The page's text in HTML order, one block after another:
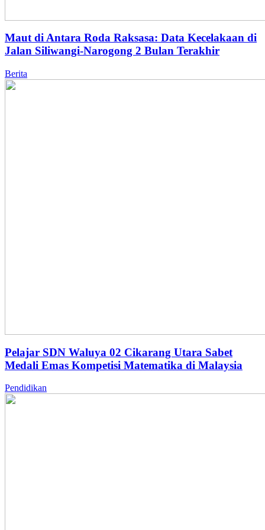
Maut di Antara Roda Raksasa: Data Kecelakaan di
Jalan Siliwangi-Narogong 2 Bulan Terakhir
Berita
Pelajar SDN Waluya 02 Cikarang Utara Sabet
Medali Emas Kompetisi Matematika di Malaysia
Pendidikan